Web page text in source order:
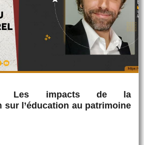
| Les impacts de la
sur l’éducation au patrimoine